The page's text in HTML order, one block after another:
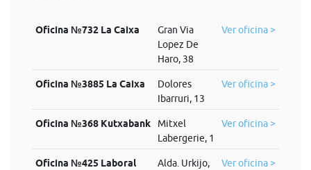
Oficina №732 La Caixa
Gran Via
Lopez De
Haro, 38
Ver oficina >
Oficina №3885 La Caixa
Dolores
Ibarruri, 13
Ver oficina >
Oficina №368 Kutxabank
Mitxel
Labergerie, 1
Ver oficina >
Oficina №425 Laboral
Alda. Urkijo,
Ver oficina >